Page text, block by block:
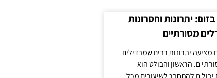
יתרונות וחסרונות
מסורתיים
מציעה יתרונות רבים שמבדילים
הראשון והבולט הוא
יכולים להתחבר לשיעורים מכל